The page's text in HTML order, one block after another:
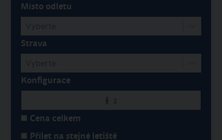
Místo odletu
Strava
Konfigurace
Cena celkem
Přílet na stejné letiště